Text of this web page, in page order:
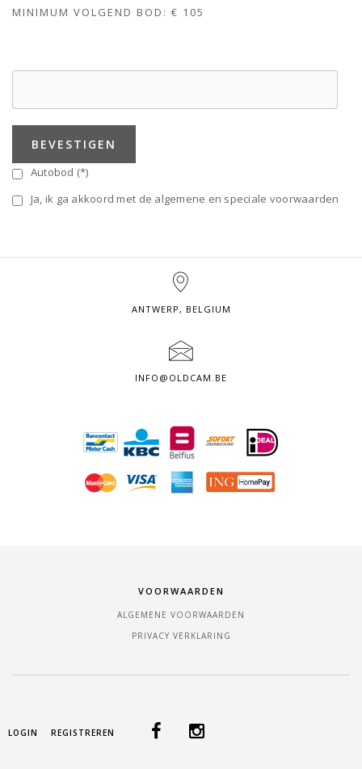
MINIMUM VOLGEND BOD: € 105
BEVESTIGEN
Autobod (*)
Ja, ik ga akkoord met de algemene en speciale voorwaarden
ANTWERP, BELGIUM
INFO@OLDCAM.BE
VOORWAARDEN
ALGEMENE VOORWAARDEN
PRIVACY VERKLARING
LOGIN REGISTREREN